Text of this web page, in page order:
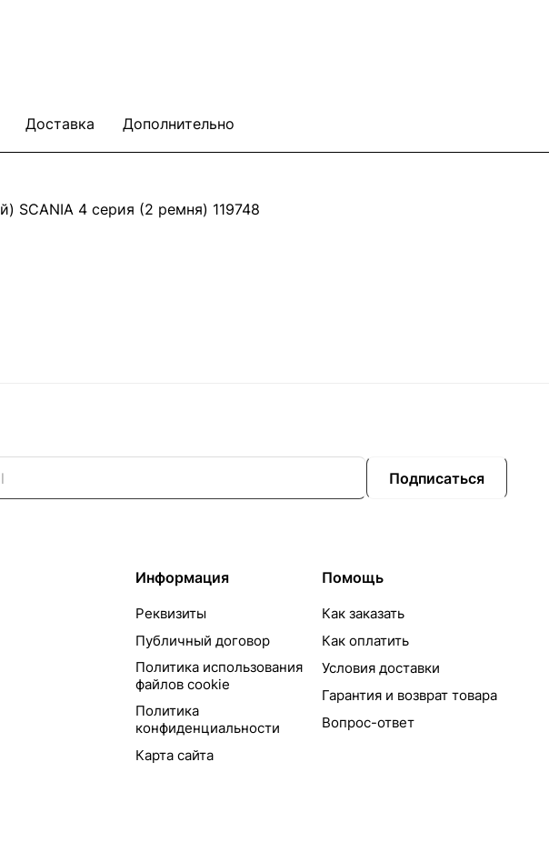
Доставка Дополнительно
SCANIA 4 серия (2 ремня) 119748
Подписаться
Информация
Реквизиты
Публичный договор
Политика использования
файлов cookie
Политика
конфиденциальности
Карта сайта
Помощь
Как заказать
Как оплатить
Условия доставки
Гарантия и возврат товара
Вопрос-ответ